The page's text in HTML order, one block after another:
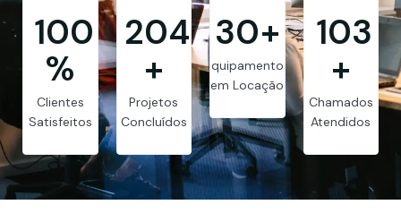
99.8
%
Clientes
Satisfeitos
205
+
Projetos
Concluídos
30+
Equipamentos
em Locação
103
+
Chamados
Atendidos